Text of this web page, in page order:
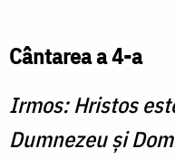
Cântarea a 4-a
Irmos: Hristos
Dumnezeu şi